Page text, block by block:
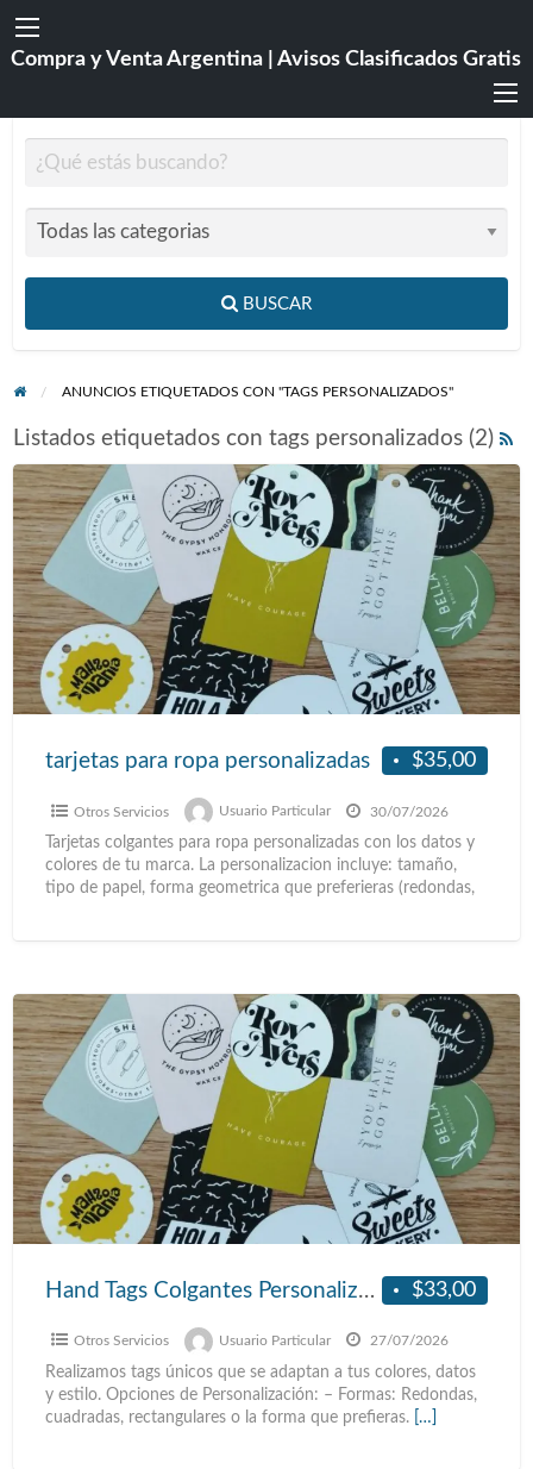
Compra y Venta Argentina | Avisos Clasificados Gratis
BUSCAR
ANUNCIOS ETIQUETADOS CON "TAGS PERSONALIZADOS"
Listados etiquetados con tags personalizados (2)
$35,00
tarjetas para ropa personalizadas
Otros Servicios Usuario Particular 30/07/2026
Tarjetas colgantes para ropa personalizadas con los datos y
colores de tu marca. La personalizacion incluye: tamaño,
tipo de papel, forma geometrica que preferieras (redondas,
$33,00
Hand Tags Colgantes Personalizados
Otros Servicios Usuario Particular 27/07/2026
Realizamos tags únicos que se adaptan a tus colores, datos
y estilo. Opciones de Personalización: – Formas: Redondas,
cuadradas, rectangulares o la forma que prefieras. […]